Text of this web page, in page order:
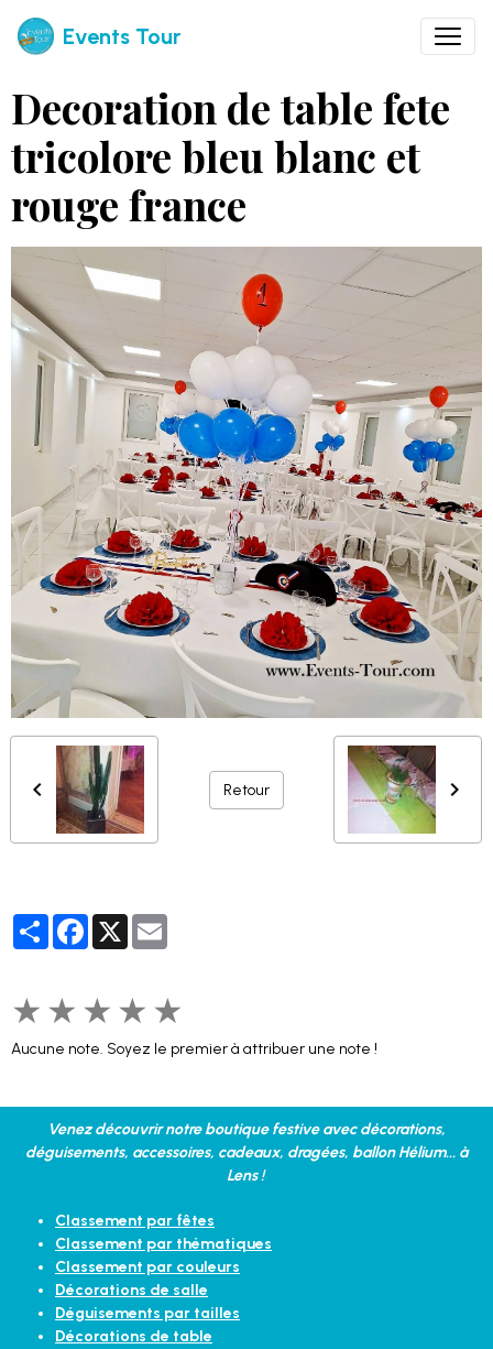
Events Tour
Decoration de table fete
tricolore bleu blanc et
rouge france
Retour
PartagerFacebook
X
★ ★ ★ ★ ★
Aucune note. Soyez le premier à attribuer une note !
Venez découvrir notre boutique festive avec décorations,
déguisements, accessoires, cadeaux, dragées, ballon Hélium... à
Lens !
Classement par fêtes
Classement par thématiques
Classement par couleurs
Décorations de salle
Déguisements par tailles
Décorations de table